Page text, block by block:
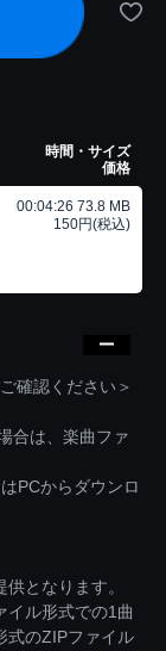
時間・サイズ
価格
00:04:26 73.8 MB
150円(税込)
確認ください＞
合は、楽曲ファ
PCからダウンロ
となります。
イル形式での1曲
式のZIPファイル